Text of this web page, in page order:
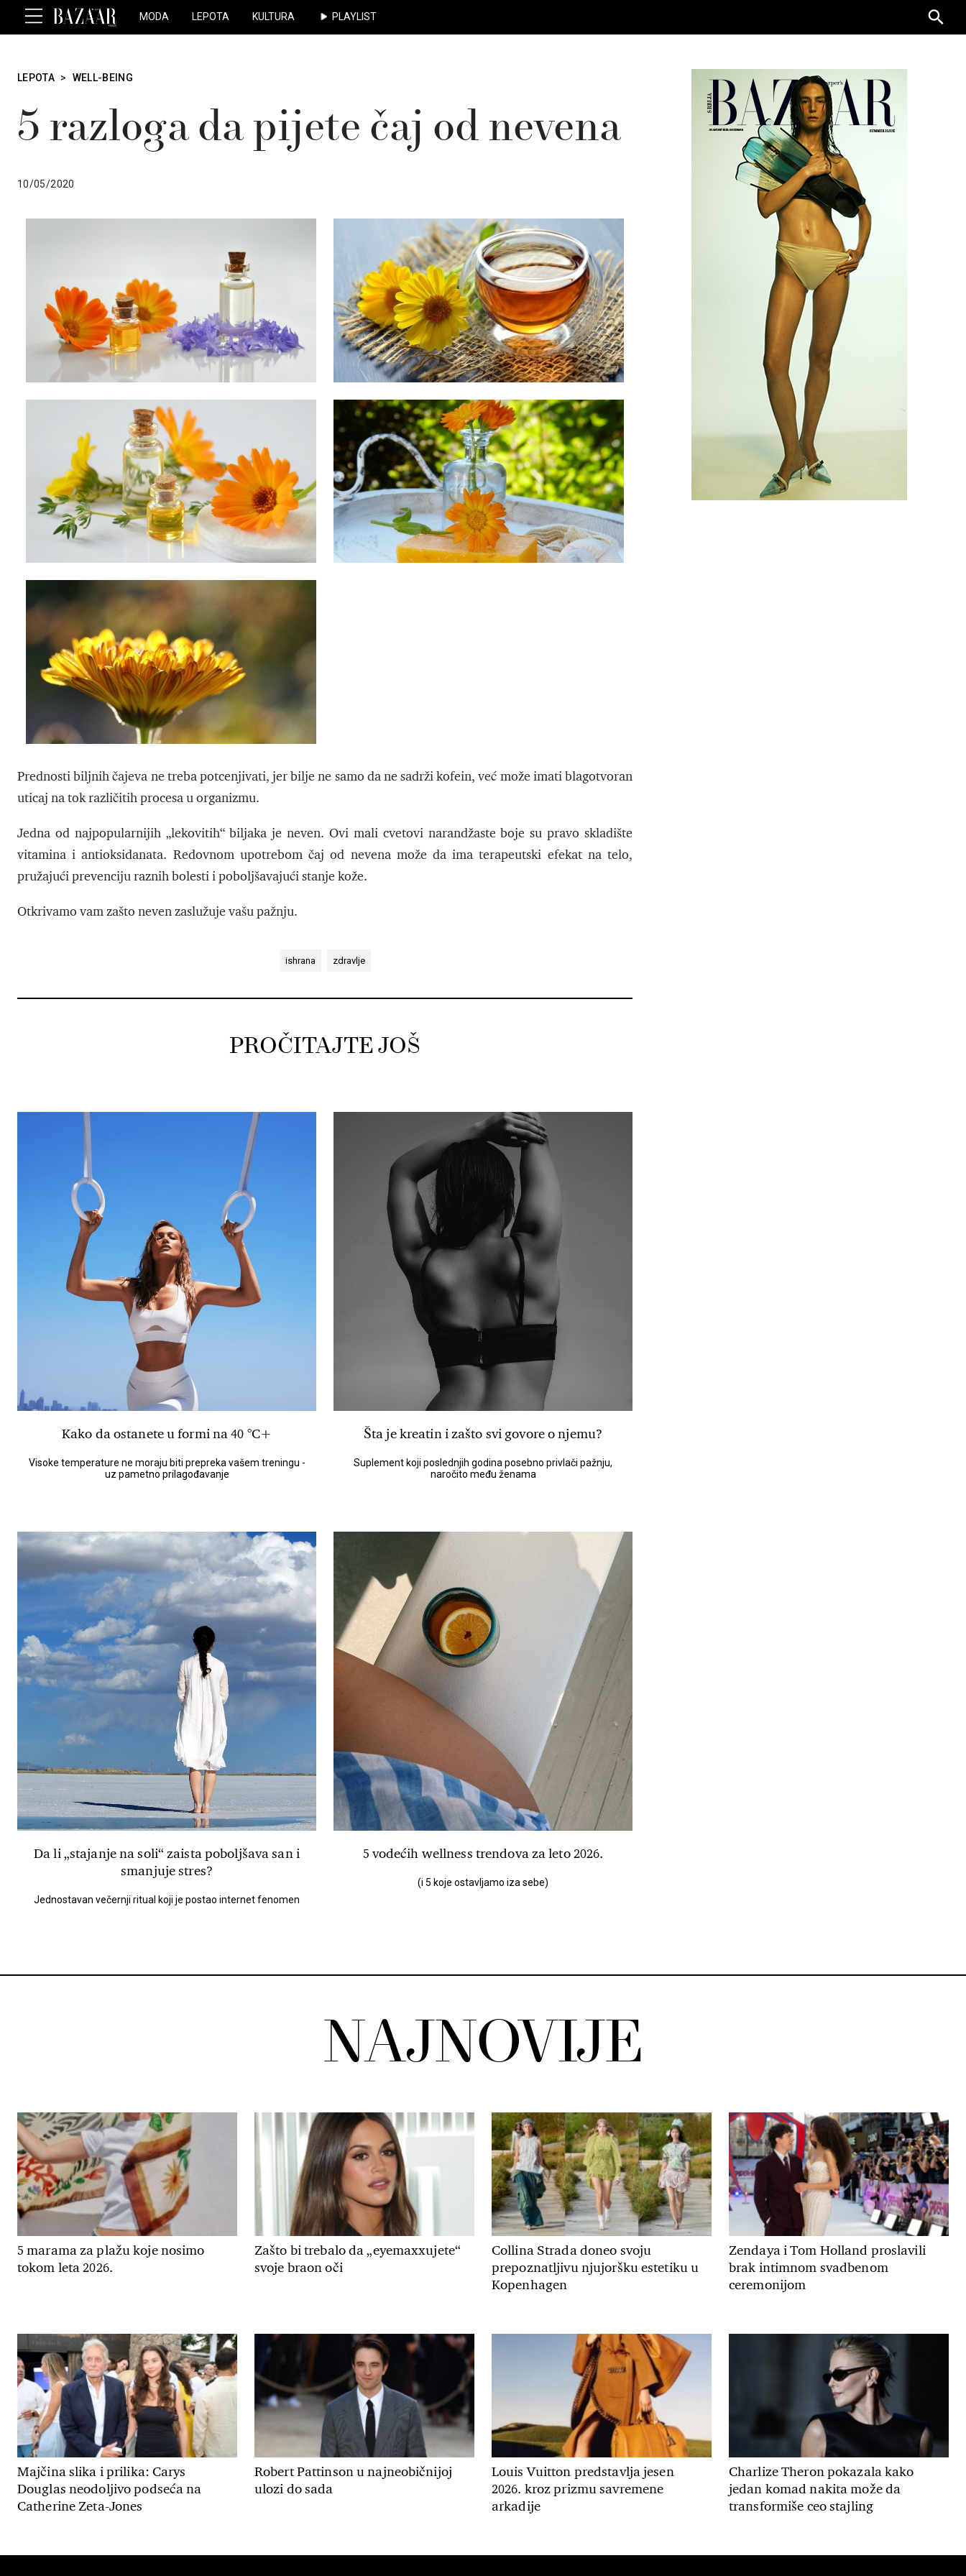
MODA LEPOTA KULTURA PLAYLIST
for:
LEPOTA > WELL-BEING
5 razloga da pijete čaj od nevena
10/05/2020
Prednosti biljnih čajeva ne treba potcenjivati, jer bilje ne samo da ne sadrži kofein, već može imati blagotvoran
uticaj na tok različitih procesa u organizmu.
Jedna od najpopularnijih „lekovitih“ biljaka je neven. Ovi mali cvetovi narandžaste boje su pravo skladište
vitamina i antioksidanata. Redovnom upotrebom čaj od nevena može da ima terapeutski efekat na telo,
pružajući prevenciju raznih bolesti i poboljšavajući stanje kože.
Otkrivamo vam zašto neven zaslužuje vašu pažnju.
ishrana zdravlje
PROČITAJTE JOŠ
Kako da ostanete u formi na 40 °C+
Visoke temperature ne moraju biti prepreka vašem treningu -
uz pametno prilagođavanje
Šta je kreatin i zašto svi govore o njemu?
Suplement koji poslednjih godina posebno privlači pažnju,
naročito među ženama
Da li „stajanje na soli“ zaista poboljšava san i
smanjuje stres?
Jednostavan večernji ritual koji je postao internet fenomen
5 vodećih wellness trendova za leto 2026.
(i 5 koje ostavljamo iza sebe)
NAJNOVIJE
5 marama za plažu koje nosimo
tokom leta 2026.
Zašto bi trebalo da „eyemaxxujete“
svoje braon oči
Collina Strada doneo svoju
prepoznatljivu njujoršku estetiku u
Kopenhagen
Zendaya i Tom Holland proslavili
brak intimnom svadbenom
ceremonijom
Majčina slika i prilika: Carys
Douglas neodoljivo podseća na
Catherine Zeta-Jones
Robert Pattinson u najneobičnijoj
ulozi do sada
Louis Vuitton predstavlja jesen
2026. kroz prizmu savremene
arkadije
Charlize Theron pokazala kako
jedan komad nakita može da
transformiše ceo stajling